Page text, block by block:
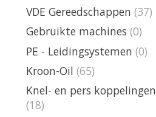
VDE Gereedschappen (37)
Gebruikte machines (0)
PE - Leidingsystemen (0)
Kroon-Oil (65)
Knel- en pers koppelingen
(18)